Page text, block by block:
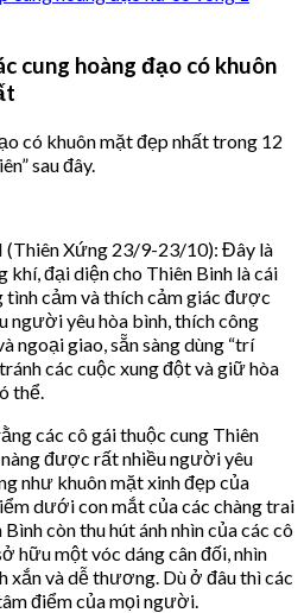
cung hoàng đạo có khuôn
có khuôn mặt đẹp nhất trong 12
sau đây.
Xứng 23/9-23/10): Đây là
khí, đại diện cho Thiên Binh là cái
tình cảm và thích cảm giác được
người yêu hòa bình, thích công
ngoại giao, sẵn sàng dùng “trí
các cuộc xung đột và giữ hòa
thể.
các cô gái thuộc cung Thiên
được rất nhiều người yêu
như khuôn mặt xinh đẹp của
dưới con mắt của các chàng trai
còn thu hút ánh nhìn của các cô
hữu một vóc dáng cân đối, nhìn
xắn và dễ thương. Dù ở đâu thì các
điểm của mọi người.